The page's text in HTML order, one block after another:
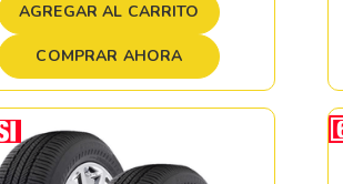
AGREGAR AL CARRITO
COMPRAR AHORA